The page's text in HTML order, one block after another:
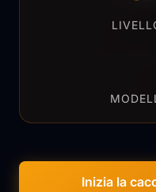
Inizia la